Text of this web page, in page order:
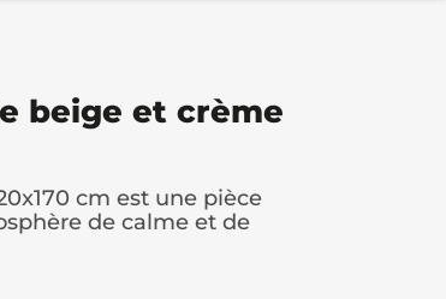
beige et crème
cm est une pièce
de calme et de